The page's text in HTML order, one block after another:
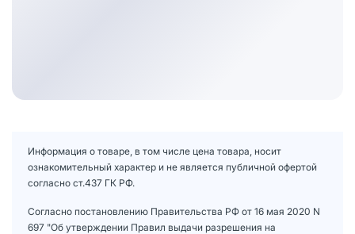
Информация о товаре, в том числе цена товара, носит
ознакомительный характер и не является публичной офертой
согласно ст.437 ГК РФ.
Согласно постановлению Правительства РФ от 16 мая 2020 N
697 "Об утверждении Правил выдачи разрешения на